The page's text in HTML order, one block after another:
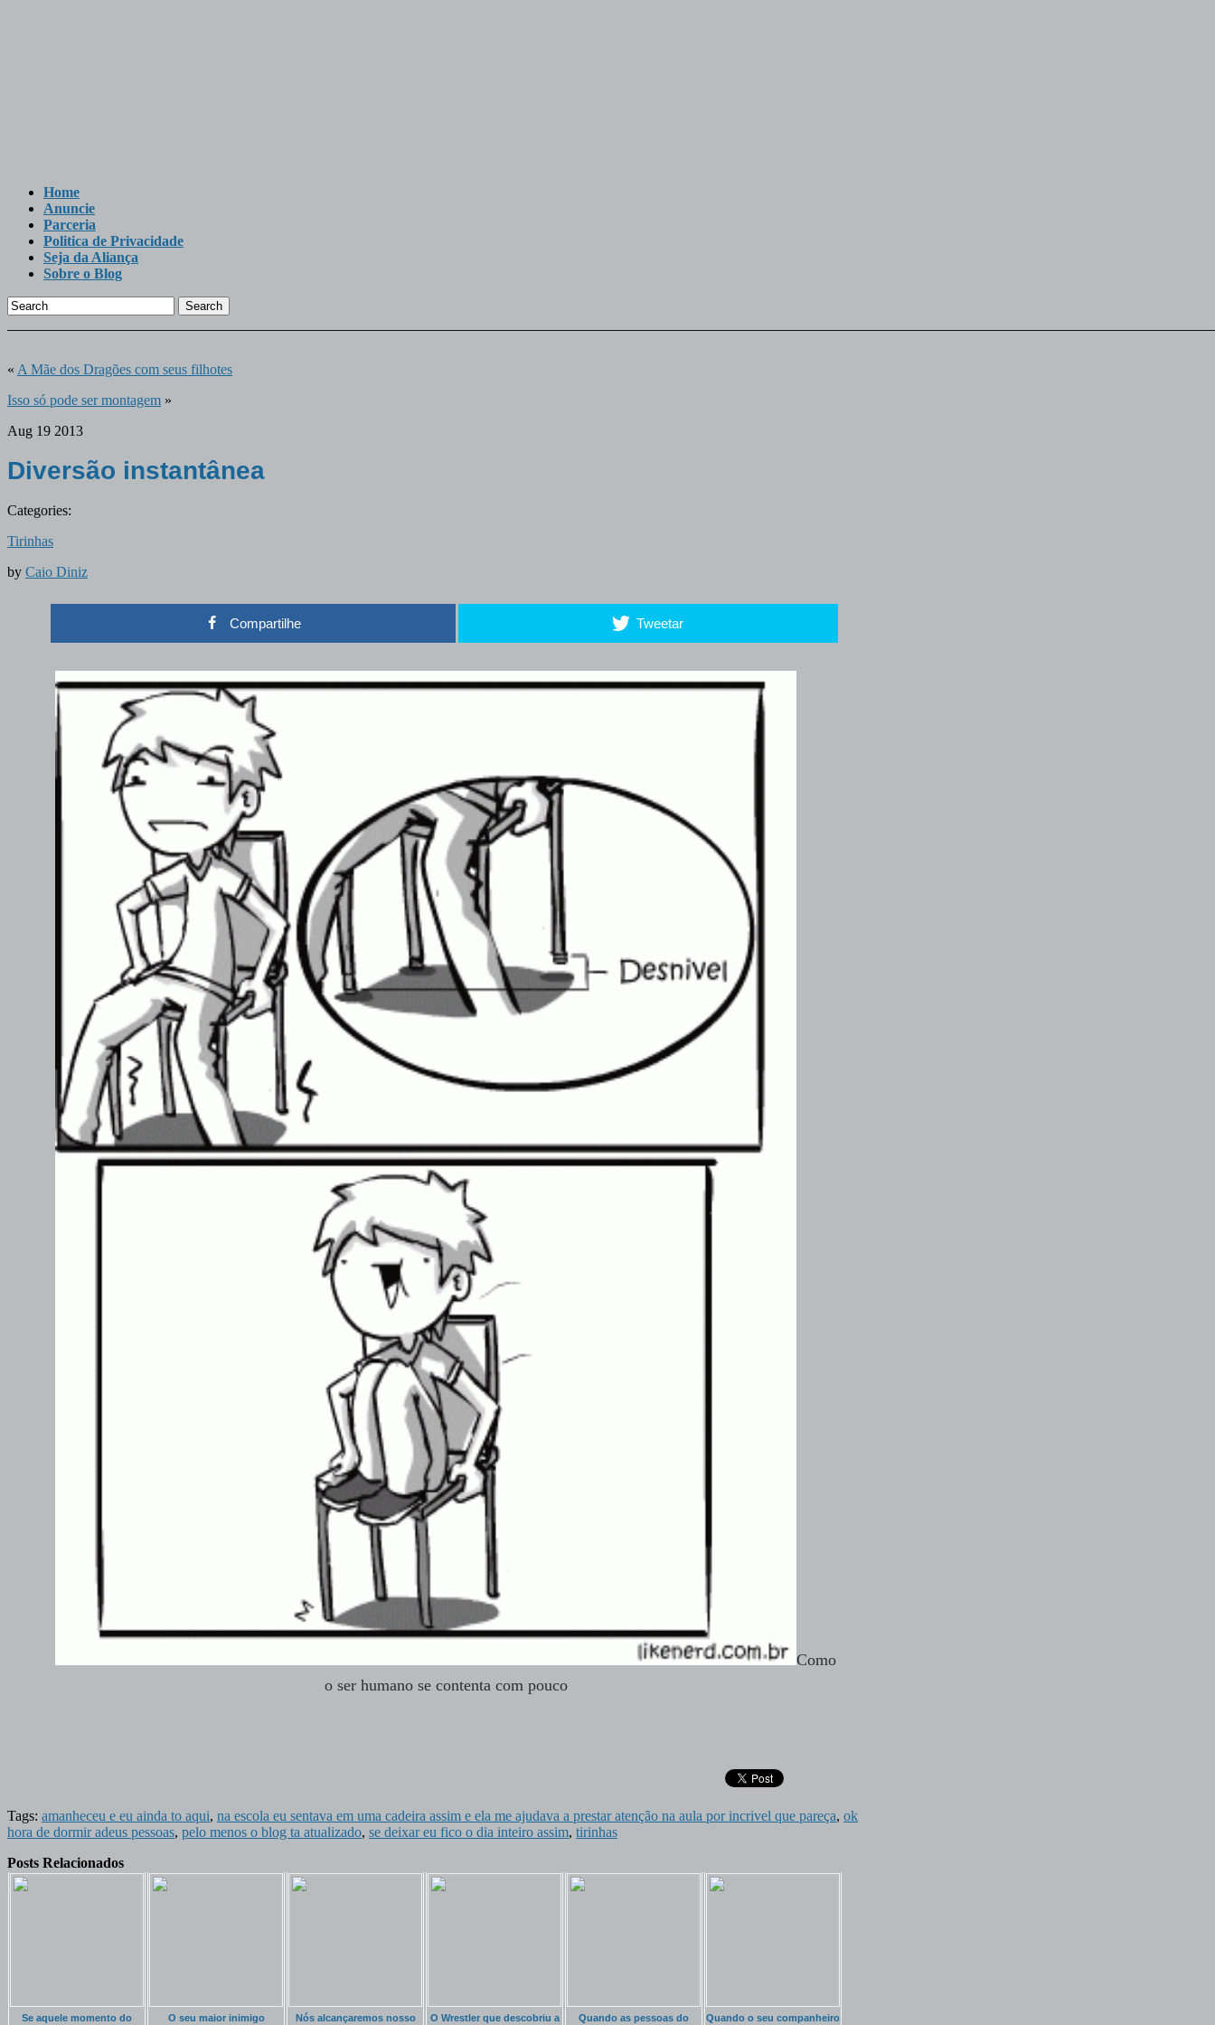
Home
Anuncie
Parceria
Politica de Privacidade
Seja da Aliança
Sobre o Blog
Search
« A Mãe dos Dragões com seus filhotes
Isso só pode ser montagem »
Aug 19 2013
Diversão instantânea
Categories:
Tirinhas
by Caio Diniz
Compartilhe Tweetar
Como
o ser humano se contenta com pouco
Tags: amanheceu e eu ainda to aqui, na escola eu sentava em uma cadeira assim e ela me ajudava a prestar atenção na aula por incrivel que pareça, ok
hora de dormir adeus pessoas, pelo menos o blog ta atualizado, se deixar eu fico o dia inteiro assim, tirinhas
Posts Relacionados
Se aquele momento do
O seu maior inimigo
Nós alcançaremos nosso
O Wrestler que descobriu a
Quando as pessoas do
Quando o seu companheiro